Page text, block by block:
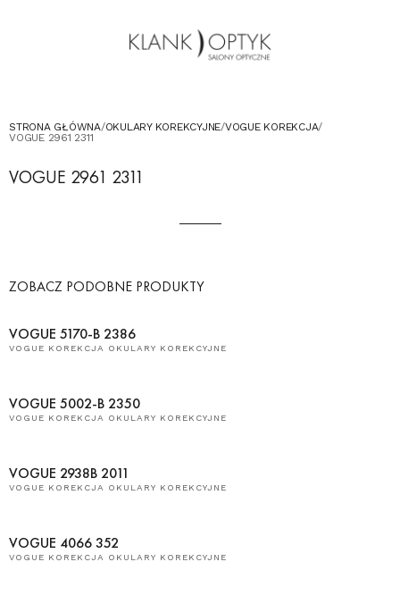
OKULARY DLA DZIECI
KONTAKT
UMÓW WIZYTĘ W SALONIE
STRONA GŁÓWNA/OKULARY KOREKCYJNE/VOGUE KOREKCJA/
VOGUE 2961 2311
VOGUE 2961 2311
ZOBACZ PODOBNE PRODUKTY
VOGUE 5170-B 2386
VOGUE KOREKCJA OKULARY KOREKCYJNE
VOGUE 5002-B 2350
VOGUE KOREKCJA OKULARY KOREKCYJNE
VOGUE 2938B 2011
VOGUE KOREKCJA OKULARY KOREKCYJNE
VOGUE 4066 352
VOGUE KOREKCJA OKULARY KOREKCYJNE